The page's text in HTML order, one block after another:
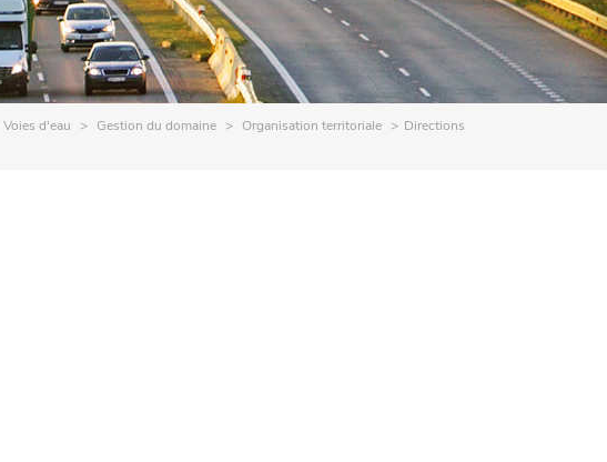
Voies d'eau Gestion du domaine Organisation territoriale
Directions